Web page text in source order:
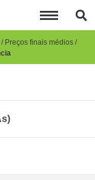
Preços finais médios